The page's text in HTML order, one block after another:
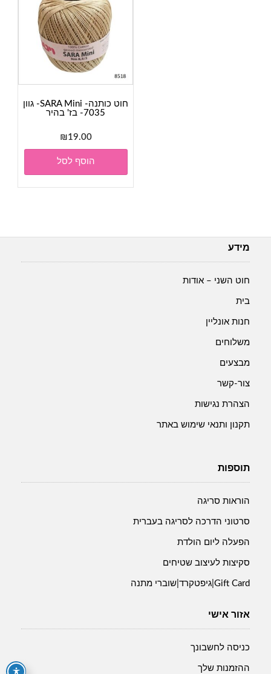
חוט כותנה- SARA Mini- גוון
7035- בז' בהיר
₪19.00
הוסף לסל
מידע
חוט השני – אודות
בית
חנות אונליין
משלוחים
מבצעים
צור-קשר
הצהרת נגישות
תקנון ותנאי שימוש באתר
תוספות
הוראות סריגה
סרטוני הדרכה לסריגה בעברית
הפעלה ליום הולדת
סקיצות לעיצוב שטיחים
Gift Card|גיפטקרד|שוברי מתנה
אזור אישי
כניסה לחשבונך
ההזמנות שלך